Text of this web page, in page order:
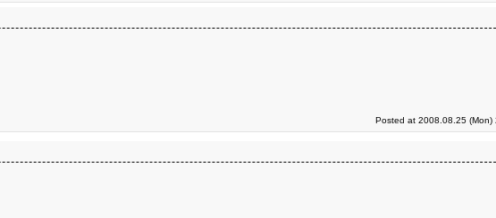
Posted at 2008.08.25 (Mon)